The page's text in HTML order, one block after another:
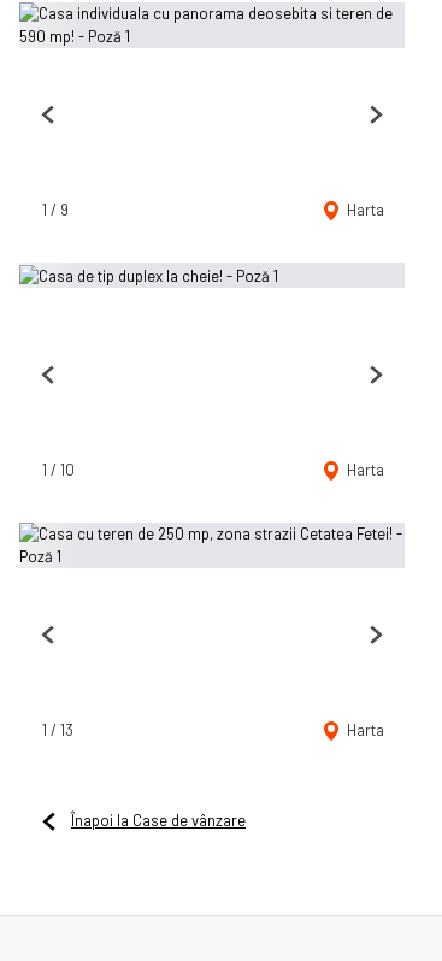
1 / 9 Harta
Previous Next
1 / 10 Harta
Previous Next
1 / 13 Harta
Previous Next
Înapoi la Case de vânzare